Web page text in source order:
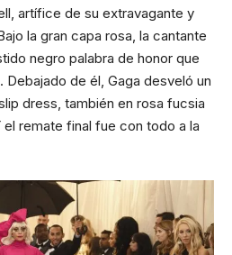
artífice de su extravagante y
la gran capa rosa, la cantante
negro palabra de honor que
Debajado de él, Gaga desveló un
dress, también en rosa fucsia
remate final fue con todo a la